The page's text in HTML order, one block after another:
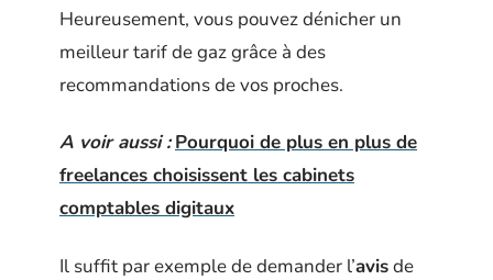
Heureusement, vous pouvez dénicher un
meilleur tarif de gaz grâce à des
recommandations de vos proches.
A voir aussi : Pourquoi de plus en plus de
freelances choisissent les cabinets
comptables digitaux
Il suffit par exemple de demander l’avisde